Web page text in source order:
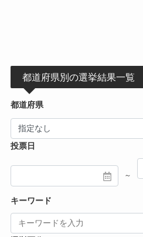
都道府県別の選挙結果一覧
都道府県
投票日
～
キーワード